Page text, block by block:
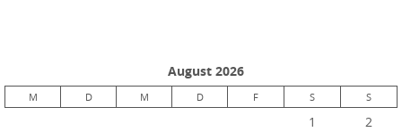
August 2026
M D M D F S S
1
2